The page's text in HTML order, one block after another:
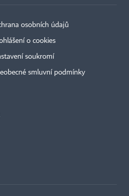
osobních údajů
o cookies
soukromí
smluvní podmínky